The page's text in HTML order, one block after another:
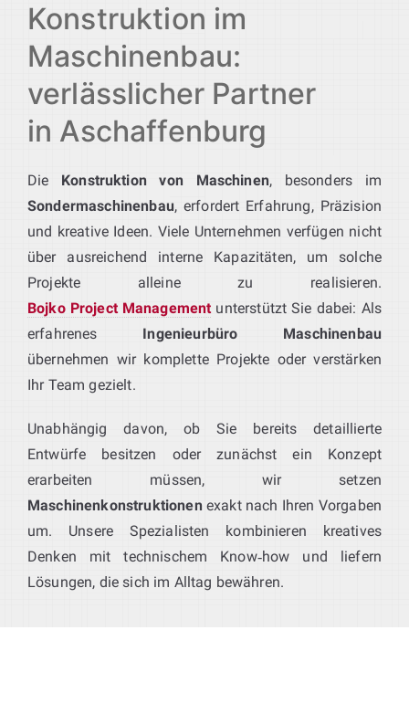
Konstruktion im
Maschinenbau:
verlässlicher Partner
in Aschaffenburg
Die Konstruktion von Maschinen, besonders im
Sondermaschinenbau, erfordert Erfahrung, Präzision
und kreative Ideen. Viele Unternehmen verfügen nicht
über ausreichend interne Kapazitäten, um solche
Projekte alleine zu realisieren.
Bojko Project Managementunterstützt Sie dabei: Als
erfahrenes Ingenieurbüro Maschinenbau
übernehmen wir komplette Projekte oder verstärken
Ihr Team gezielt.
Unabhängig davon, ob Sie bereits detaillierte
Entwürfe besitzen oder zunächst ein Konzept
erarbeiten müssen, wir setzen
Maschinenkonstruktionenexakt nach Ihren Vorgaben
um. Unsere Spezialisten kombinieren kreatives
Denken mit technischem Know‑how und liefern
Lösungen, die sich im Alltag bewähren.